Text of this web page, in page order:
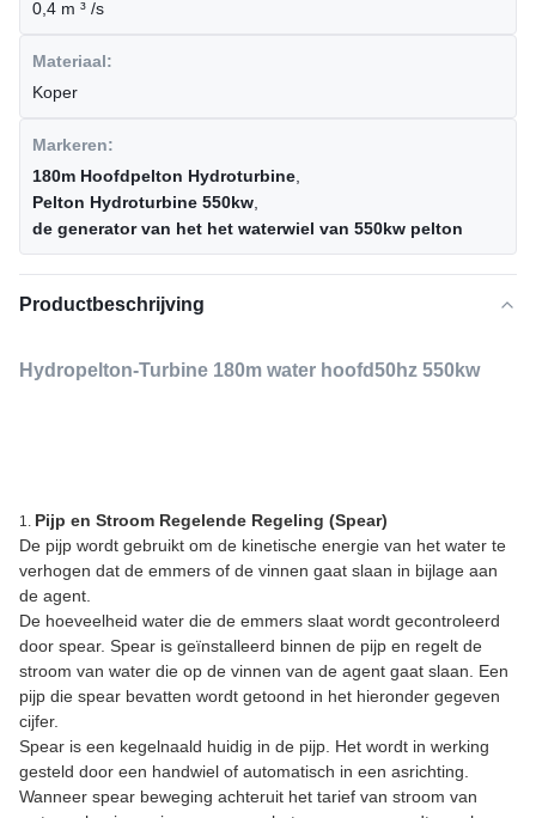
0,4 m ³ /s
Materiaal:
Koper
Markeren:
180m Hoofdpelton Hydroturbine
Pelton Hydroturbine 550kw
de generator van het het waterwiel van 550kw pelton
Productbeschrijving
Hydropelton-Turbine 180m water hoofd50hz 550kw
1. Pijp en Stroom Regelende Regeling (Spear)
De pijp wordt gebruikt om de kinetische energie van het water te
verhogen dat de emmers of de vinnen gaat slaan in bijlage aan
de agent.
De hoeveelheid water die de emmers slaat wordt gecontroleerd
door spear. Spear is geïnstalleerd binnen de pijp en regelt de
stroom van water die op de vinnen van de agent gaat slaan. Een
pijp die spear bevatten wordt getoond in het hieronder gegeven
cijfer.
Spear is een kegelnaald huidig in de pijp. Het wordt in werking
gesteld door een handwiel of automatisch in een asrichting.
Wanneer spear beweging achteruit het tarief van stroom van